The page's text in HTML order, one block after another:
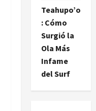
Teahupo’o
: Cómo
Surgió la
Ola Más
Infame
del Surf